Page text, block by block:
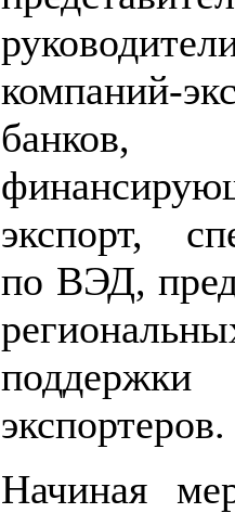
компаний-
банков,
экспорт,
по ВЭД,
поддержки
экспортеров.
Начиная